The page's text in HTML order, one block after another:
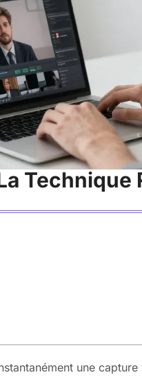
Technique
une capture